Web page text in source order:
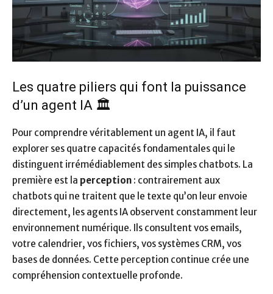
Les quatre piliers qui font la puissance
d’un agent IA 🏛️
Pour comprendre véritablement un agent IA, il faut
explorer ses quatre capacités fondamentales qui le
distinguent irrémédiablement des simples chatbots. La
première est la perception : contrairement aux
chatbots qui ne traitent que le texte qu’on leur envoie
directement, les agents IA observent constamment leur
environnement numérique. Ils consultent vos emails,
votre calendrier, vos fichiers, vos systèmes CRM, vos
bases de données. Cette perception continue crée une
compréhension contextuelle profonde.